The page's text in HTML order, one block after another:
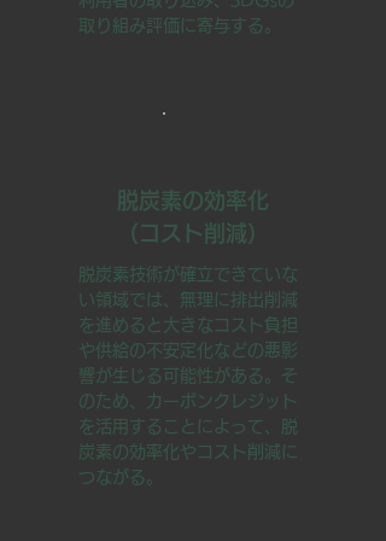
取り組み評価に寄与する。
脱炭素の効率化
（コスト削減）
脱炭素技術が確立できていな
い領域では、無理に排出削減
を進めると大きなコスト負担
や供給の不安定化などの悪影
響が生じる可能性がある。そ
のため、カーボンクレジット
を活用することによって、脱
炭素の効率化やコスト削減に
つながる。